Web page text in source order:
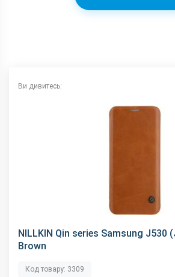
Ви дивитесь:
NILLKIN Qin series Samsung J530
Brown
Код товару: 3309